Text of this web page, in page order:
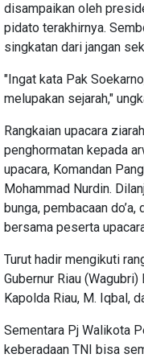
disampaikan oleh
pidato terakhirnya.
singkatan dari jangan
"Ingat kata Pak
melupakan sejarah,"
Rangkaian upacara
penghormatan kepada
upacara, Komandan
Mohammad Nurdin.
bunga, pembacaan
bersama peserta
Turut hadir mengikuti
Gubernur Riau
Kapolda Riau, M. Iqbal,
Sementara Pj Walikota
keberadaan TNI bisa